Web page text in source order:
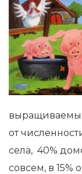
от
села, 40%
совсем, в 15%